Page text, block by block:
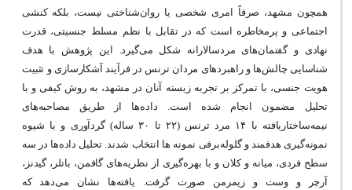
همچون مشهد، صرفاً امری شخصی یا روان‌شناختی نیست، بلکه کنشی
اجتماعی و پرمخاطره است که در تقابل با نظم مسلط جنسیتی، قدرت
نهادی و گفتمان‌های مردسالارانه شکل می‌گیرد. این پژوهش با هدف
شناسایی چالش‌ها و راهبردهای مردان ترنس در فرآیند آشکارسازی و تثبیت
هویت جنسی، با تمرکز بر تجربه زیسته آنان در مشهد، به روش کیفی و با
تحلیل مضمون انجام شده است. داده‌ها از طریق مصاحبه‌های
نیمه‌ساختاریافته با ۱۴ مرد ترنس (۲۲ تا ۳۰ ساله) گردآوری و با شیوه
نمونه‌گیری هدفمند و گلوله‌برفی نمونه ها انتخاب شدند. تحلیل داده‌ها در سه
سطح فردی، میانه و کلان و با بهره‌گیری از نظریه‌های گافمن، باتلر، گیدنز،
آرچر و وست و زیمرمن صورت گرفت. یافته‌ها نشان می‌دهد که